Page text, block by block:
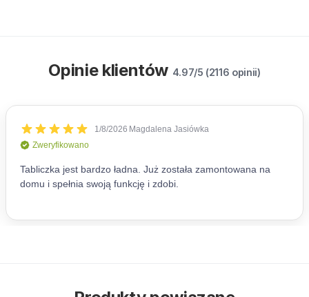
Opinie klientów 4.97/5 (2116 opinii)